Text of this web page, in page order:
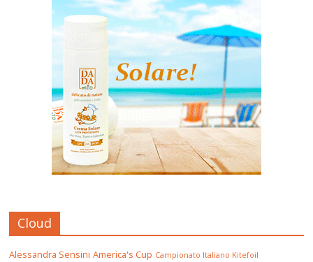
Cloud
Alessandra Sensini America's Cup Campionato Italiano Kitefoil